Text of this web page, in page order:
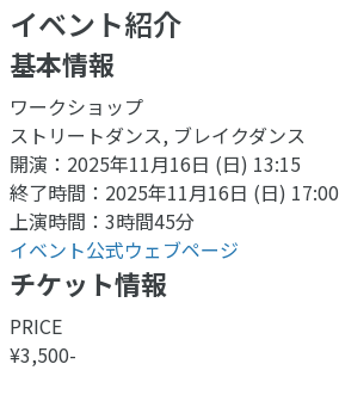
イベント紹介
基本情報
ワークショップ
ストリートダンス, ブレイクダンス
開演：2025年11月16日 (日) 13:15
終了時間：2025年11月16日 (日) 17:00
上演時間：3時間45分
イベント公式ウェブページ
チケット情報
PRICE
¥3,500-